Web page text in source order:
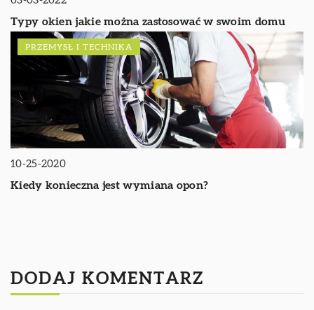
Typy okien jakie można zastosować w swoim domu
PRZEMYSŁ I TECHNIKA
10-25-2020
Kiedy konieczna jest wymiana opon?
DODAJ KOMENTARZ